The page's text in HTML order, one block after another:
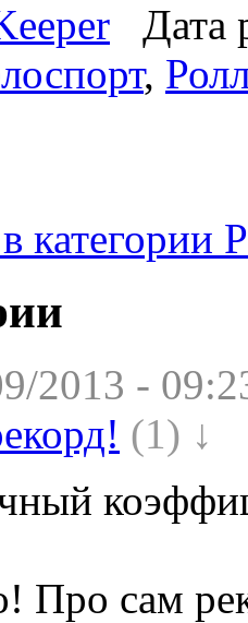
Дата
,
категории
2013 -
(1) ↓
Про сам